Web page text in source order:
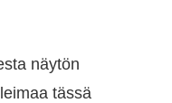
näytön
tässä